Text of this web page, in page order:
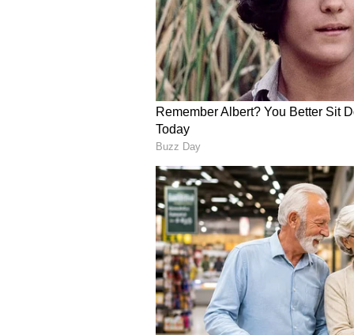
ಹೊಂದಿರುವ, ಅತ್ಯಂತ ಕಾಳಜಿಯುಳ್ಳ
ಸಹಾನುಭೂತಿ ಮತ್ತು ಸಹಾಯ ಮಾಡುವ
ಈ ಕೃತ್ಯವನ್ನು ಮಾಡುವ ವ್ಯಕ್ತಿತ್ವ ದರ್ಶನ್
ನ್ಯಾಯಾಲಯದಲ್ಲಿರುವುದರಿಂದ ಈ ಬಗ್ಗೆ
ಪತ್ನಿ ವಿಜಯಲಕ್ಷ್ಮಿ ಮತ್ತು ಮುಗ್ಧ
ಅನ್ಯಾಯವಾಗಿದೆ. ಅಷ್ಟೇ ಅಲ್ಲದೆ ಇತರೆ
ನೋವಿನ ಸಂಗತಿಯಾಗಿದೆ. ಸೋಷಿಯಲ್
ಆರೋಪಿಯ ಕುಟುಂಬಗಳು, ಈಗಾಗಲೇ ಈ
ಕಾಮೆಂಟ್‌ಗಳು ಹೇಗೆ ಪರಿಣಾಮ